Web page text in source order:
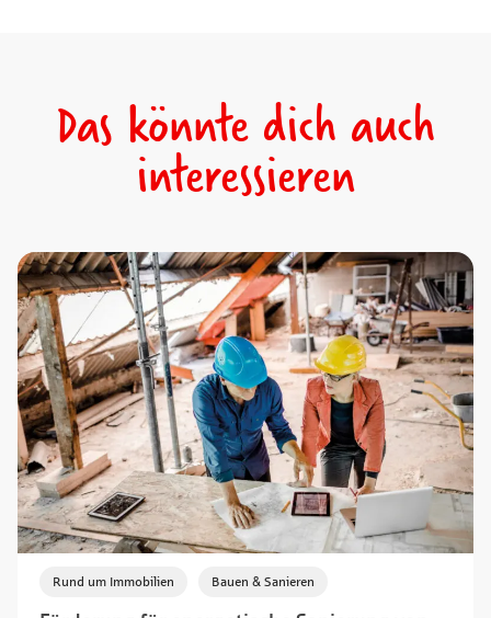
Das könnte dich auch
interessieren
Rund um Immobilien Bauen & Sanieren